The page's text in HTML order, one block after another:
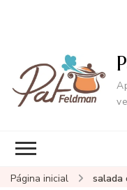
Página inicial salada